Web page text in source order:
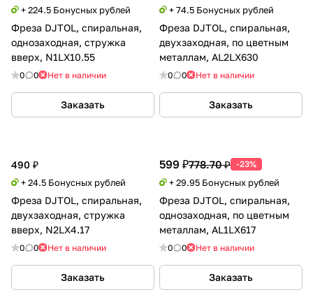
+ 224.5 Бонусных рублей
Фреза DJTOL, спиральная,
однозаходная, стружка
вверх, N1LX10.55
0 0 Нет в наличии
Заказать
+ 74.5 Бонусных рублей
Фреза DJTOL, спиральная,
двухзаходная, по цветным
металлам, AL2LX630
0 0 Нет в наличии
Заказать
490 ₽
+ 24.5 Бонусных рублей
Фреза DJTOL, спиральная,
двухзаходная, стружка
вверх, N2LX4.17
0 0 Нет в наличии
Заказать
599 ₽778.70 ₽ -23%
+ 29.95 Бонусных рублей
Фреза DJTOL, спиральная,
однозаходная, по цветным
металлам, AL1LX617
0 0 Нет в наличии
Заказать